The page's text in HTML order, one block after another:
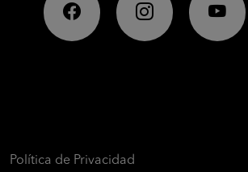
Política de Privacidad